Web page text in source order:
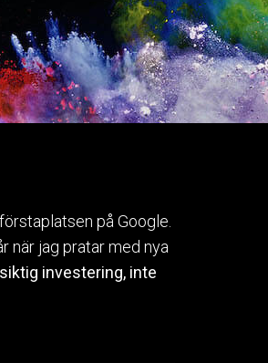
på Google.
när jag pratar med nya
investering, inte